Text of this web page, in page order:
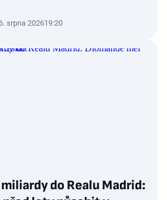
6. srpna 202619:20
do Realu Madrid: